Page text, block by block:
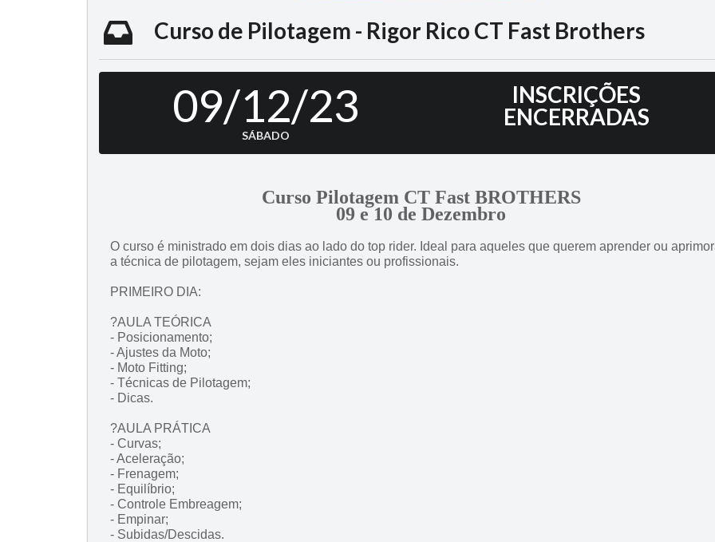
Curso de Pilotagem - Rigor Rico CT Fast Brothers
09/12/23
SÁBADO
INSCRIÇÕES
ENCERRADAS
Curso Pilotagem CT Fast BROTHERS
09 e 10 de Dezembro
O curso é ministrado em dois dias ao lado do top rider. Ideal para aqueles que querem aprender ou
a técnica de pilotagem, sejam eles iniciantes ou profissionais.
PRIMEIRO DIA:
?AULA TEÓRICA
- Posicionamento;
- Ajustes da Moto;
- Moto Fitting;
- Técnicas de Pilotagem;
- Dicas.
?AULA PRÁTICA
- Curvas;
- Aceleração;
- Frenagem;
- Equilíbrio;
- Controle Embreagem;
- Empinar;
- Subidas/Descidas.